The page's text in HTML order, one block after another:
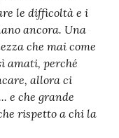
le difficoltà e i
ancora. Una
che mai come
amati, perché
allora ci
e che grande
rispetto a chi la